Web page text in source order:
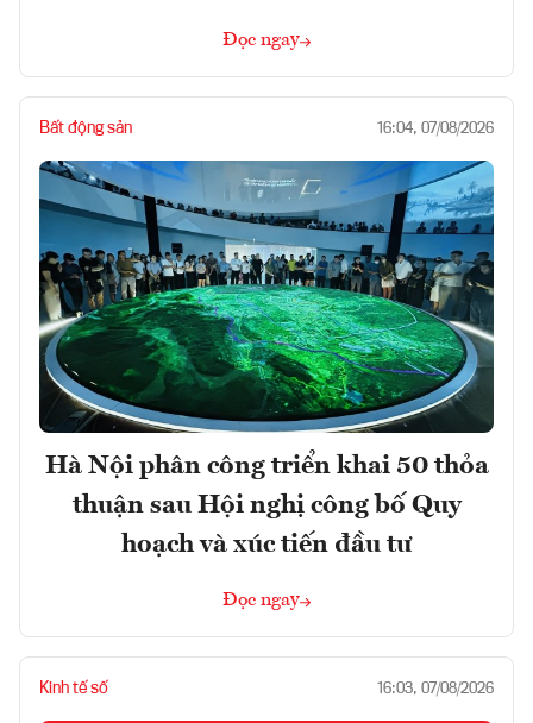
Đọc ngay
Bất động sản 16:04, 07/08/2026
Hà Nội phân công triển khai 50 thỏa
thuận sau Hội nghị công bố Quy
hoạch và xúc tiến đầu tư
Đọc ngay
Kinh tế số 16:03, 07/08/2026